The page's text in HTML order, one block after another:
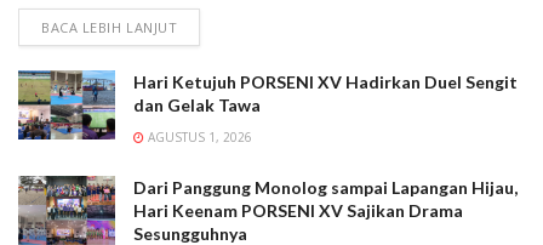
BACA LEBIH LANJUT
Hari Ketujuh PORSENI XV Hadirkan Duel Sengit
dan Gelak Tawa
AGUSTUS 1, 2026
Dari Panggung Monolog sampai Lapangan Hijau,
Hari Keenam PORSENI XV Sajikan Drama
Sesungguhnya